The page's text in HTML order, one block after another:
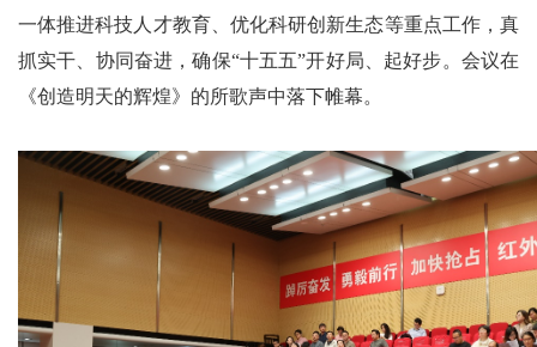
一体推进科技人才教育、优化科研创新生态等重点工作，真
抓实干、协同奋进，确保“十五五”开好局、起好步。会议在
《创造明天的辉煌》的所歌声中落下帷幕。